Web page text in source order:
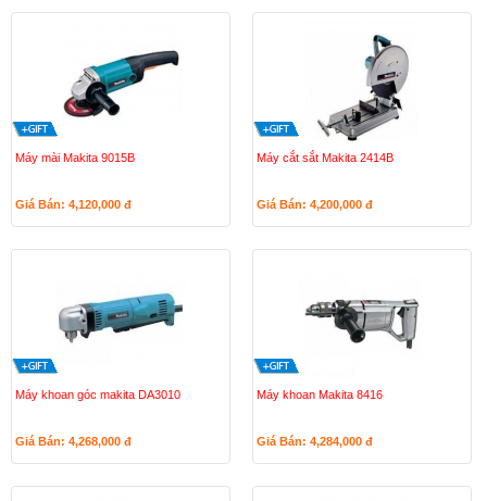
Máy mài Makita 9015B
Giá Bán: 4,120,000 đ
Máy cắt sắt Makita 2414B
Giá Bán: 4,200,000 đ
Máy khoan góc makita DA3010
Giá Bán: 4,268,000 đ
Máy khoan Makita 8416
Giá Bán: 4,284,000 đ